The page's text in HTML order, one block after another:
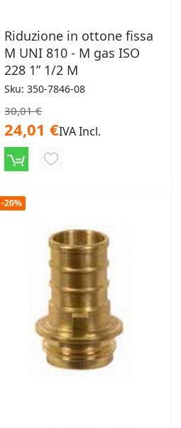
Riduzione in ottone fissa
M UNI 810 - M gas ISO
228 1” 1/2 M
Sku: 350-7846-08
30,01 €
24,01 €IVA Incl.
AGGIUNGI
DESIDERI
-20%